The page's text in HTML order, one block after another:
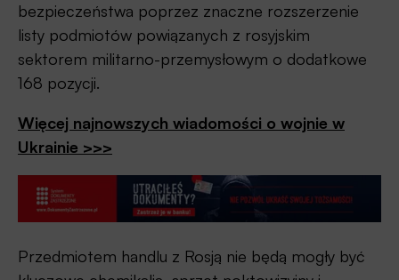
bezpieczeństwa poprzez znaczne rozszerzenie
listy podmiotów powiązanych z rosyjskim
sektorem militarno-przemysłowym o dodatkowe
168 pozycji.
Więcej najnowszych wiadomości o wojnie w
Ukrainie >>>
Przedmiotem handlu z Rosją nie będą mogły być